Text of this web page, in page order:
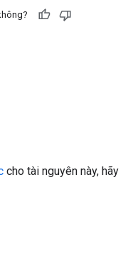
cho tài nguyên này, hãy